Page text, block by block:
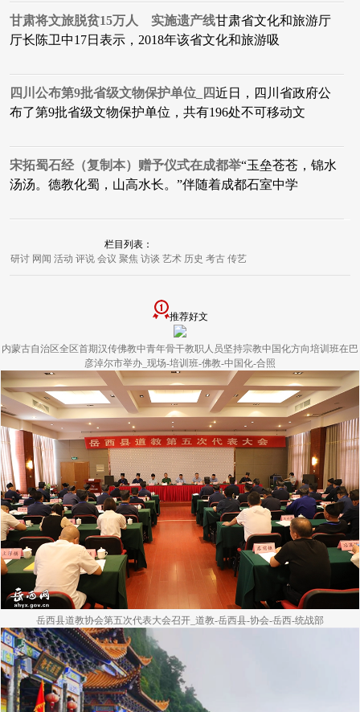
甘肃将文旅脱贫15万人 实施遗产线​甘肃省文化和旅游厅
厅长陈卫中17日表示，2018年该省文化和旅游吸
四川公布第9批省级文物保护单位_四近日，四川省政府公
布了第9批省级文物保护单位，共有196处不可移动文
宋拓蜀石经（复制本）赠予仪式在成都举​“玉垒苍苍，锦水
汤汤。德教化蜀，山高水长。”伴随着成都石室中学
栏目列表：
研讨 网闻 活动 评说 会议 聚焦 访谈 艺术 历史 考古 传艺
推荐好文
内蒙古自治区全区首期汉传佛教中青年骨干教职人员坚持宗教中国化方向培训班在巴
彦淖尔市举办_现场-培训班-佛教-中国化-合照
岳西县道教协会第五次代表大会召开_道教-岳西县-协会-岳西-统战部